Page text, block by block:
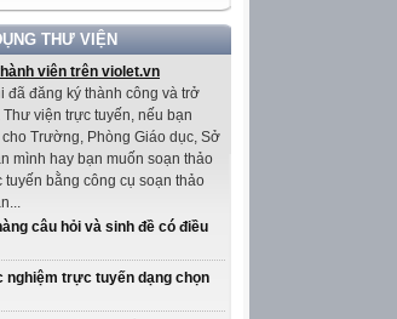
THƯ VIỆN
viên trên violet.vn
đã đăng ký thành công và trở
viện trực tuyến, nếu bạn
Trường, Phòng Giáo dục, Sở
mình hay bạn muốn soạn thảo
bằng công cụ soạn thảo
câu hỏi và sinh đề có điều
nghiệm trực tuyến dạng chọn